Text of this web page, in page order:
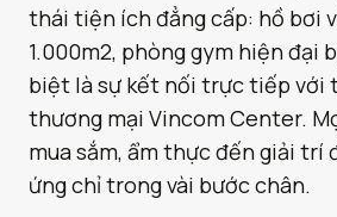
thái tiện ích đẳng cấp: hồ bơi
1.000m2, phòng gym hiện đại
biệt là sự kết nối trực tiếp với
thương mại Vincom Center.
mua sắm, ẩm thực đến giải trí
ứng chỉ trong vài bước chân.